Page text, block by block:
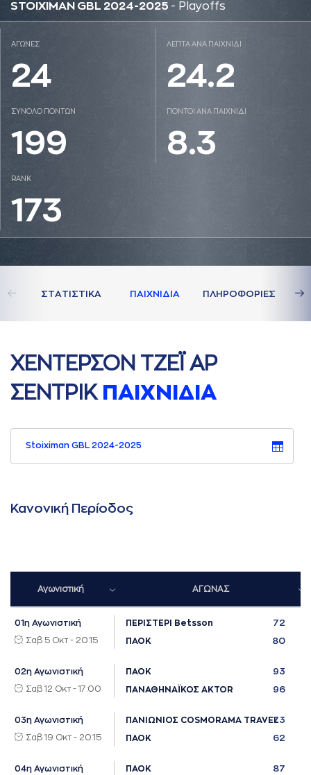
STOIXIMAN GBL 2024-2025 - Playoffs
ΑΓΩΝΕΣ
24
ΛΕΠΤΑ ΑΝΑ ΠΑΙΧΝΙΔΙ
24.2
ΣΥΝΟΛΟ ΠΟΝΤΩΝ
199
ΠΟΝΤΟΙ ΑΝΑ ΠΑΙΧΝΙΔΙ
8.3
RANK
173
ΣΤAΤΙΣΤΙΚA ΠAΙΧΝΙΔΙA ΠΛΗΡΟΦΟΡΙΕΣ
ΧΕΝΤΕΡΣΟΝ ΤΖΕΪ AΡ
ΣΕΝΤΡΙΚ ΠAΙΧΝΙΔΙA
Stoiximan GBL 2024-2025
Κανονική Περίοδος
Αγωνιστική ΑΓΩΝΑΣ
01η Αγωνιστική
Σαβ 5 Οκτ - 20:15
ΠΕΡΙΣΤΕΡΙ Betsson 72
ΠΑΟΚ 80
02η Αγωνιστική
Σαβ 12 Οκτ - 17:00
ΠΑΟΚ 93
ΠΑΝΑΘΗΝΑΪΚΟΣ AKTOR 96
03η Αγωνιστική
Σαβ 19 Οκτ - 20:15
ΠΑΝΙΩΝΙΟΣ COSMORAMA TRAVEL73
ΠΑΟΚ 62
04η Αγωνιστική ΠΑΟΚ 87